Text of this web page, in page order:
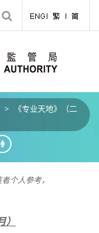
>
《专业天地》（二
个人参考，